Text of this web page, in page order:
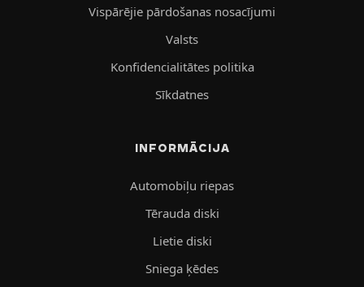
Vispārējie pārdošanas nosacījumi
Valsts
Konfidencialitātes politika
Sīkdatnes
INFORMĀCIJA
Automobiļu riepas
Tērauda diski
Lietie diski
Sniega ķēdes